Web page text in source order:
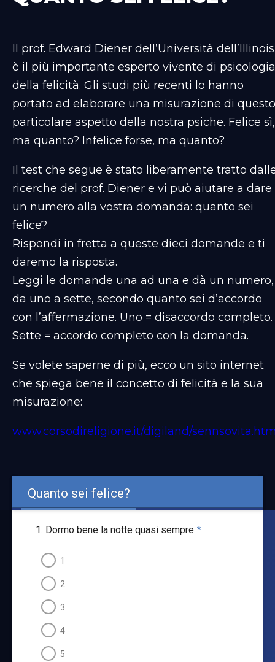
Il prof. Edward Diener dell’Università dell’Illinois
è il più importante esperto vivente di psicologia
della felicità. Gli studi più recenti lo hanno
portato ad elaborare una misurazione di questo
particolare aspetto della nostra psiche. Felice sì,
ma quanto? Infelice forse, ma quanto?
Il test che segue è stato liberamente tratto
ricerche del prof. Diener e vi può aiutare a dare
un numero alla vostra domanda: quanto sei
felice?
Rispondi in fretta a queste dieci domande e ti
daremo la risposta.
Leggi le domande una ad una e dà un numero,
da uno a sette, secondo quanto sei d’accordo
con l’affermazione. Uno = disaccordo completo.
Sette = accordo completo con la domanda.
Se volete saperne di più, ecco un sito internet
che spiega bene il concetto di felicità e la sua
misurazione:
www.corsodireligione.it/digiland/
Quanto sei felice?
1. Dormo bene la notte quasi sempre *
1
2
3
4
5